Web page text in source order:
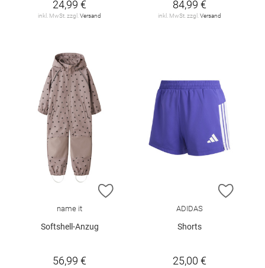
24,99 €
inkl. MwSt. zzgl. Versand
84,99 €
inkl. MwSt. zzgl. Versand
ZUR WUNSCHLISTE HINZUFÜGEN
name it
Softshell-Anzug
56,99 €
ZUR
ADIDAS
Shorts
25,00 €